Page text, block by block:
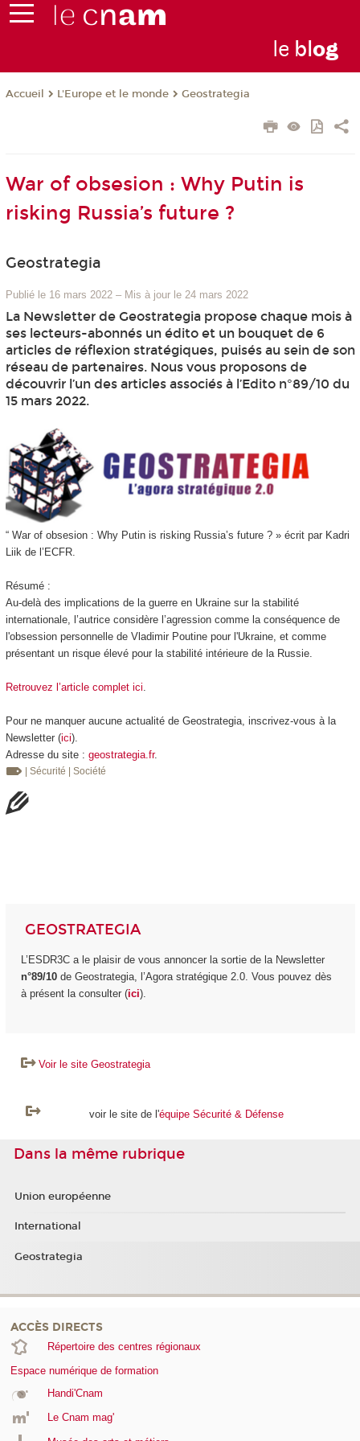
le blog
Accueil L'Europe et le monde Geostrategia
War of obsesion : Why Putin is
risking Russia’s future ?
Geostrategia
Publié le 16 mars 2022 – Mis à jour le 24 mars 2022
La Newsletter de Geostrategia propose chaque mois à
ses lecteurs-abonnés un édito et un bouquet de 6
articles de réflexion stratégiques, puisés au sein de son
réseau de partenaires. Nous vous proposons de
découvrir l’un des articles associés à l’Edito n°89/10 du
15 mars 2022.
“ War of obsesion : Why Putin is risking Russia’s future ? » écrit par Kadri
Liik de l’ECFR.
Résumé :
Au-delà des implications de la guerre en Ukraine sur la stabilité
internationale, l’autrice considère l’agression comme la conséquence de
l'obsession personnelle de Vladimir Poutine pour l'Ukraine, et comme
présentant un risque élevé pour la stabilité intérieure de la Russie.
Retrouvez l’article complet ici.
Pour ne manquer aucune actualité de Geostrategia, inscrivez-vous à la
Newsletter (ici).
Adresse du site : geostrategia.fr.
| Sécurité | Société
GEOSTRATEGIA
L’ESDR3C a le plaisir de vous annoncer la sortie de la Newsletter
n°89/10de Geostrategia, l’Agora stratégique 2.0. Vous pouvez dès
à présent la consulter (ici).
Voir le site Geostrategia
voir le site de l'équipe Sécurité & Défense
Dans la même rubrique
Union européenne
International
Geostrategia
ACCÈS DIRECTS
Répertoire des centres régionaux
Espace numérique de formation
Handi'Cnam
Le Cnam mag'